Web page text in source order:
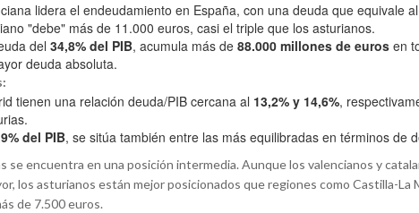
lidera el endeudamiento en España, con una deuda que equivale al
"debe" más de 11.000 euros, casi el triple que los asturianos.
del 34,8% del PIB, acumula más de 88.000 millones de euros en
deuda absoluta.
tienen una relación deuda/PIB cercana al 13,2% y 14,6%,
del PIB, se sitúa también entre las más equilibradas en términos de
se encuentra en una posición intermedia. Aunque los valencianos y
los asturianos están mejor posicionados que regiones como Castilla-La
de 7.500 euros.